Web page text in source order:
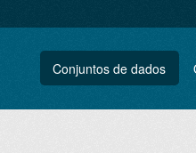
Conjuntos de dados